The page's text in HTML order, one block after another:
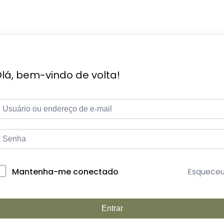
bem-vindo de volta!
Mantenha-me conectado
Entrar